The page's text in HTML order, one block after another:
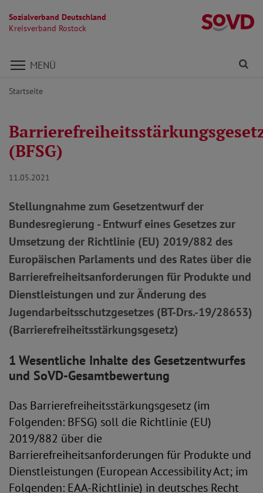
Sozialverband Deutschland
Kreisverband Rostock
Direkt zu den Inhalten springen
MENÜ
Startseite
(BFSG)
11.05.2021
Stellungnahme zum Gesetzentwurf der
Bundesregierung - Entwurf eines Gesetzes zur
Umsetzung der Richtlinie (EU) 2019/882 des
Europäischen Parlaments und des Rates über die
Barrierefreiheitsanforderungen für Produkte und
Dienstleistungen und zur Änderung des
Jugendarbeitsschutzgesetzes (BT-Drs.-19/28653)
(Barrierefreiheitsstärkungsgesetz)
1 Wesentliche Inhalte des Gesetzentwurfes
und SoVD-Gesamtbewertung
Das Barrierefreiheitsstärkungsgesetz (im
Folgenden: BFSG) soll die Richtlinie (EU)
2019/882 über die
Barrierefreiheitsanforderungen für Produkte und
Dienstleistungen (European Accessibility Act; im
Folgenden: EAA-Richtlinie) in deutsches Recht